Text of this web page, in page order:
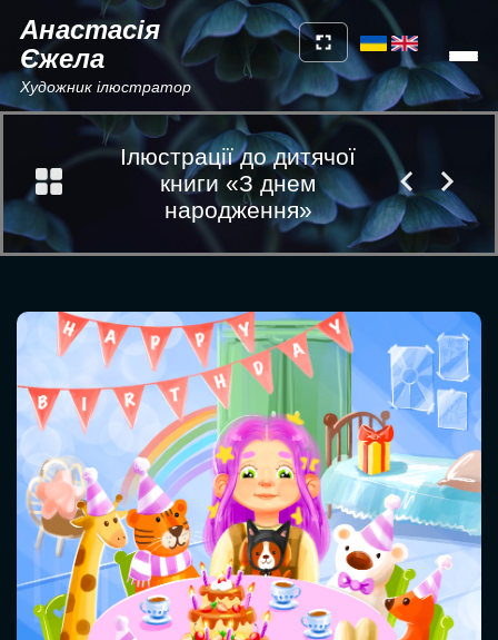
Анастасія
Єжела
Художник ілюстратор
Ілюстрації до дитячої
книги «З днем
народження»